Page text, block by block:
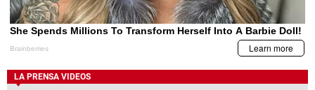
LA PRENSA VIDEOS